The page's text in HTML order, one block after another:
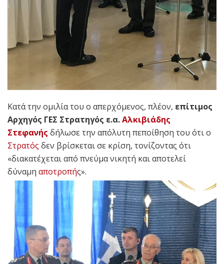
Κατά την ομιλία του ο απερχόμενος, πλέον, επίτιμος
Αρχηγός ΓΕΣ Στρατηγός ε.α.Αλκιβιάδης
Στεφανής δήλωσε την απόλυτη πεποίθηση του ότι ο
Στρατός δεν βρίσκεται σε κρίση, τονίζοντας ότι
«διακατέχεται από πνεύμα νικητή και αποτελεί
δύναμη αποτροπής».